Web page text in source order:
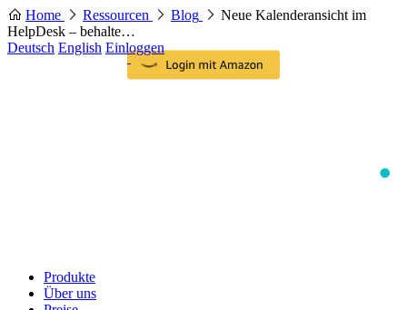
Home Ressourcen Blog
Neue Kalenderansicht im
HelpDesk – behalte…
Deutsch English Einloggen
Produkte
Über uns